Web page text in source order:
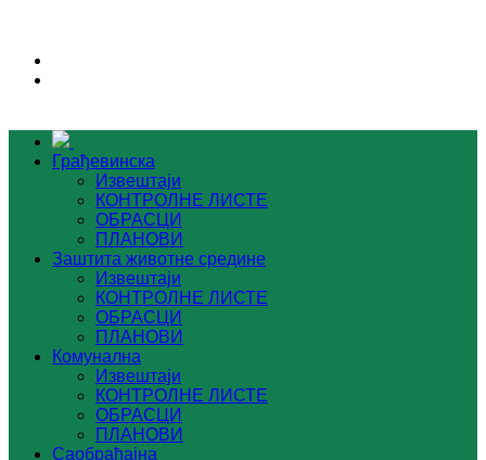
Грађевинска
Извештаји
КОНТРОЛНЕ ЛИСТЕ
ОБРАСЦИ
ПЛАНОВИ
Заштита животне средине
Извештаји
КОНТРОЛНЕ ЛИСТЕ
ОБРАСЦИ
ПЛАНОВИ
Комунална
Извештаји
КОНТРОЛНЕ ЛИСТЕ
ОБРАСЦИ
ПЛАНОВИ
Саобраћајна